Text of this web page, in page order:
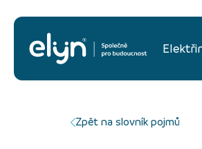
Zpět na slovník pojmů